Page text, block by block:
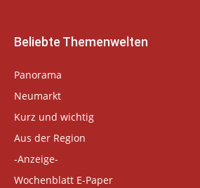
Beliebte Themenwelten
Panorama
Neumarkt
Kurz und wichtig
Aus der Region
-Anzeige-
Wochenblatt E-Paper